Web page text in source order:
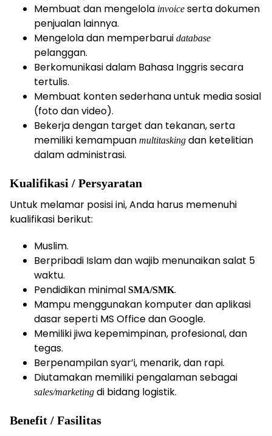
Membuat dan mengelola invoice serta dokumen
penjualan lainnya.
Mengelola dan memperbarui database
pelanggan.
Berkomunikasi dalam Bahasa Inggris secara
tertulis.
Membuat konten sederhana untuk media sosial
(foto dan video).
Bekerja dengan target dan tekanan, serta
memiliki kemampuan multitasking dan ketelitian
dalam administrasi.
Kualifikasi / Persyaratan
Untuk melamar posisi ini, Anda harus memenuhi
kualifikasi berikut:
Muslim.
Berpribadi Islam dan wajib menunaikan salat 5
waktu.
Pendidikan minimal SMA/SMK.
Mampu menggunakan komputer dan aplikasi
dasar seperti MS Office dan Google.
Memiliki jiwa kepemimpinan, profesional, dan
tegas.
Berpenampilan syar’i, menarik, dan rapi.
Diutamakan memiliki pengalaman sebagai
sales/marketing di bidang logistik.
Benefit / Fasilitas